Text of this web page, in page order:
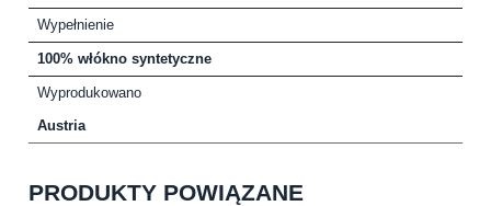
Wypełnienie
100% włókno syntetyczne
Wyprodukowano
Austria
PRODUKTY POWIĄZANE